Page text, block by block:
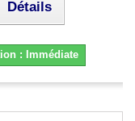
Détails
: Immédiate